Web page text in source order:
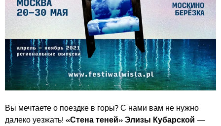
Вы мечтаете о поездке в горы? С нами вам не нужно
далеко уезжать! «Стена теней» Элизы Кубарской —